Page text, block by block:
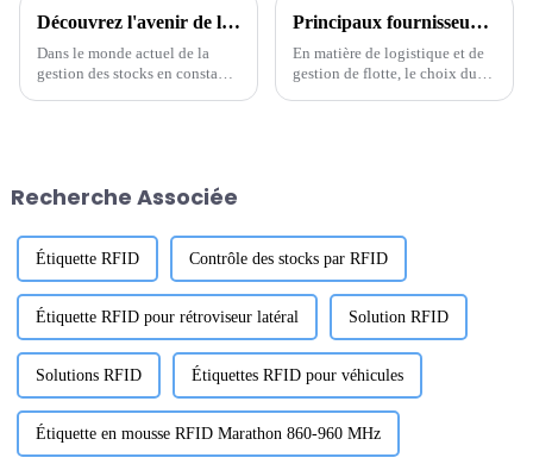
Découvrez l'avenir de la gestion des stocks grâce à la technologie des étiquettes RFID métalliques
Dans le monde actuel de la
gestion des stocks en constante
efficacement.
Principaux fournisseurs d'étiquettes RFID pour véhicules à connaître ?
En matière de logistique et de
gestion de flotte, le choix du
Recherche Associée
Étiquette RFID Contrôle des stocks par RFID
Étiquette RFID pour rétroviseur latéral Solution RFID
Solutions RFID Étiquettes RFID pour véhicules
Étiquette en mousse RFID Marathon 860-960 MHz